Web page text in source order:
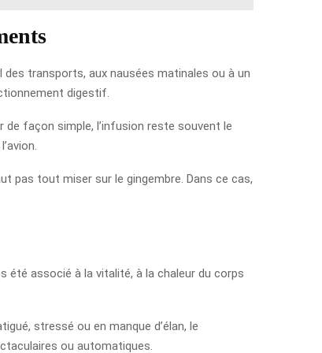
transports, aux nausées matinales ou à un
digestif.
façon simple, l’infusion reste souvent le
pas tout miser sur le gingembre. Dans ce cas,
été associé à la vitalité, à la chaleur du corps
stressé ou en manque d’élan, le
ou automatiques.